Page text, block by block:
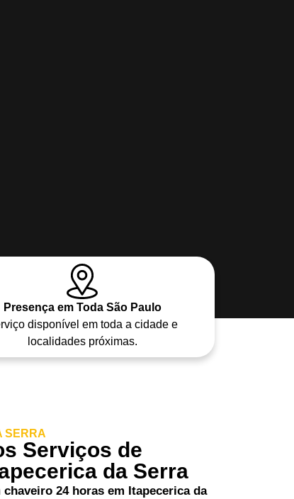
Presença em Toda São Paulo
disponível em toda a cidade e
localidades próximas.
SERRA
Serviços de
da Serra
chaveiro 24 horas em Itapecerica da